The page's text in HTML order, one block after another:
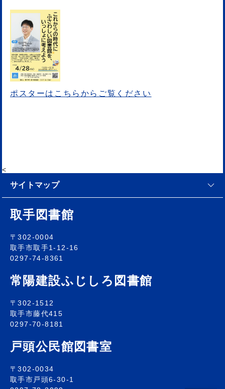
ポスターはこちらからご覧ください
<
サイトマップ
取手図書館
〒302-0004
取手市取手1-12-16
0297-74-8361
常陽建設ふじしろ図書館
〒302-1512
取手市藤代415
0297-70-8181
戸頭公民館図書室
〒302-0034
取手市戸頭6-30-1